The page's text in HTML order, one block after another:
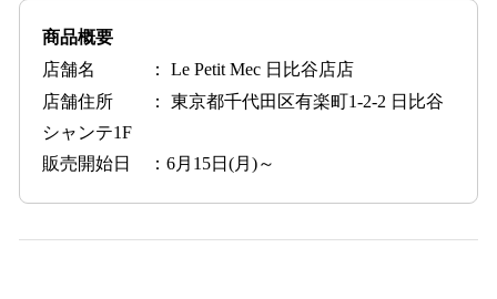
商品概要
店舗名 ： Le Petit Mec 日比谷店店
店舗住所 ： 東京都千代田区有楽町1-2-2 日比谷
シャンテ1F
販売開始日 ：6月15日(月)～